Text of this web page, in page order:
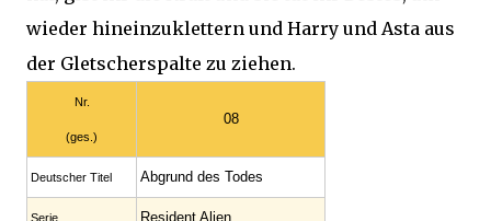
wieder hineinzuklettern und Harry und Asta aus
der Gletscherspalte zu ziehen.
Nr.
(ges.)
08
Deutscher Titel Abgrund des Todes
Serie Resident Alien